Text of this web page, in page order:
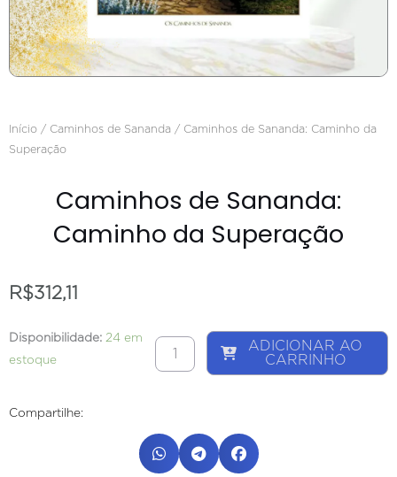
Início / Caminhos de Sananda / Caminhos de Sananda: Caminho da
Superação
Caminhos de Sananda:
Caminho da Superação
R$312,11
Disponibilidade: 24 em
estoque
Caminhos
Superação
quantidade
ADICIONAR AO
CARRINHO
Compartilhe: